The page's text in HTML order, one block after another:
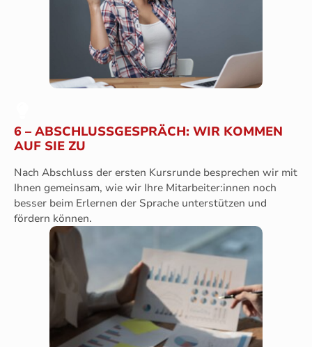
6 – ABSCHLUSSGESPRÄCH: WIR KOMMEN
AUF SIE ZU
Nach Abschluss der ersten Kursrunde besprechen wir mit
Ihnen gemeinsam, wie wir Ihre Mitarbeiter:innen noch
besser beim Erlernen der Sprache unterstützen und
fördern können.